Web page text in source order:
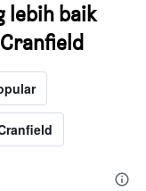
lebih baik